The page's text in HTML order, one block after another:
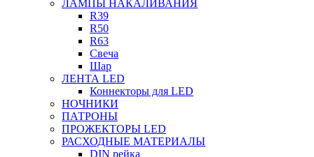
ЛАМПЫ НАКАЛИВАНИЯ
R39
R50
R63
Свеча
Шар
ЛЕНТА LED
Коннекторы для LED
НОЧНИКИ
ПАТРОНЫ
ПРОЖЕКТОРЫ LED
РАСХОДНЫЕ МАТЕРИАЛЫ
DIN рейка